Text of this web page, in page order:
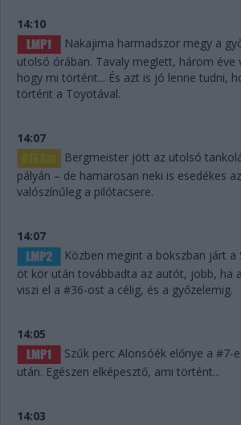
14:10
Nakajima harmadszor megy a
utolsó órában. Tavaly meglett, három éve
hogy mi történt... És azt is jó lenne tudni,
történt a Toyotával.
14:07
Bergmeister jött az utolsó
pályán – de hamarosan neki is esedékes
valószínűleg a pilótacsere.
14:07
Közben megint a bokszban járt a
öt kör után továbbadta az autót, jobb, ha
viszi el a #36-ost a célig, és a győzelemig.
14:05
Szűk perc Alonsóék előnye a #7-
után. Egészen elképesztő, ami történt...
14:03